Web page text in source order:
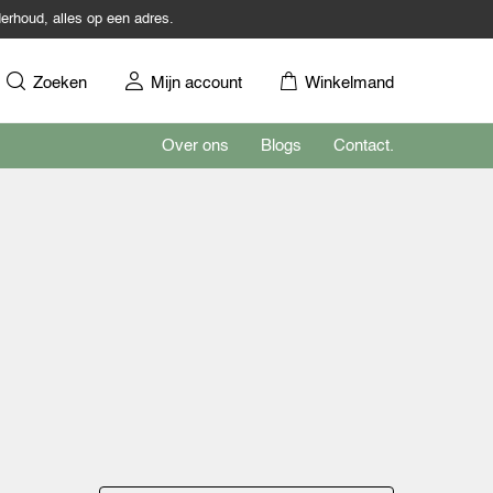
alles op een adres.
Zoeken Mijn account Winkelmand
Over ons Blogs Contact.